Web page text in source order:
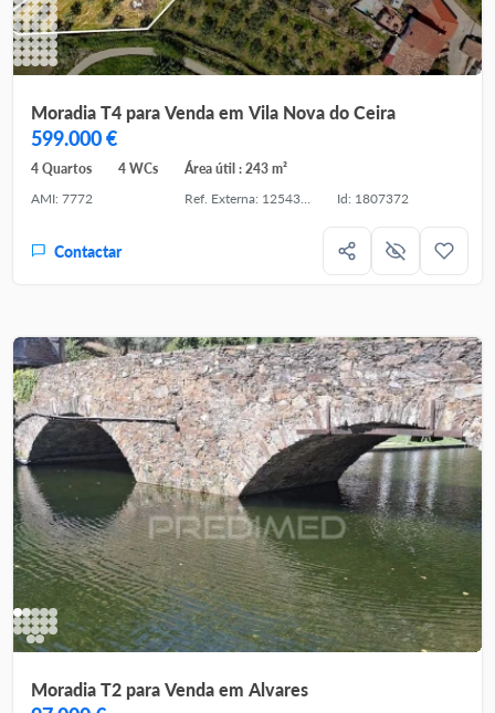
Moradia T4 para Venda em Vila Nova do Ceira
599.000 €
4 Quartos 4 WCs
Área útil : 243 m²
AMI: 7772
Ref. Externa: 125431028-72 Id: 1807372
Contactar
Moradia T2 para Venda em Alvares